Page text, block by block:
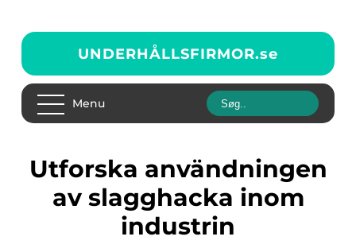
UNDERHÅLLSFIRMOR.se
Menu
Utforska användningen
av slagghacka inom
industrin